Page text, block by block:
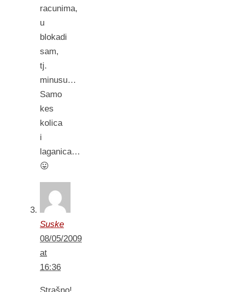
racunima,
u
blokadi
sam,
tj.
minusu…
Samo
kes
kolica
i
laganica…
😛
Suske
08/05/2009
at
16:36